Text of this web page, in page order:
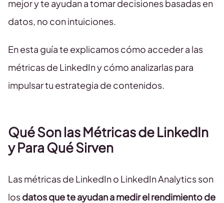
mejor y te ayudan a tomar decisiones basadas en
datos, no con intuiciones.
En esta guía te explicamos cómo acceder a las
métricas de LinkedIn y cómo analizarlas para
impulsar tu estrategia de contenidos.
Qué Son las Métricas de LinkedIn
y Para Qué Sirven
Las métricas de LinkedIn o LinkedIn Analytics son
losdatos que te ayudan a medir el rendimiento de